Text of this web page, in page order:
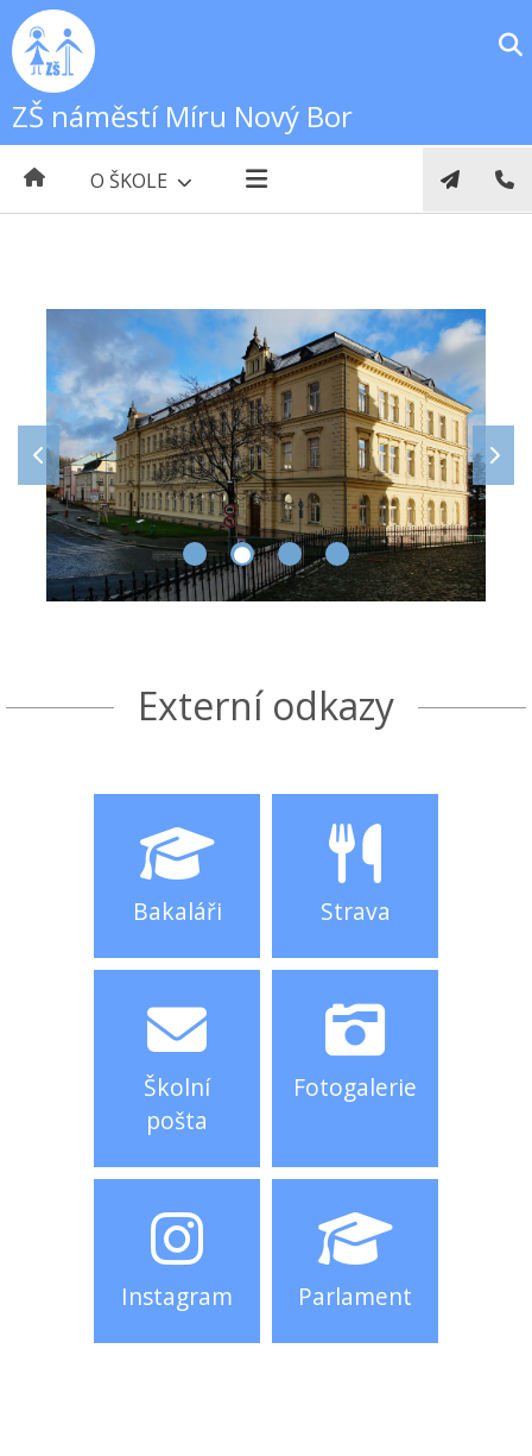
ZŠ náměstí Míru Nový Bor
O ŠKOLE
Externí odkazy
Bakaláři Strava
Školní
pošta
Fotogalerie
Instagram Parlament